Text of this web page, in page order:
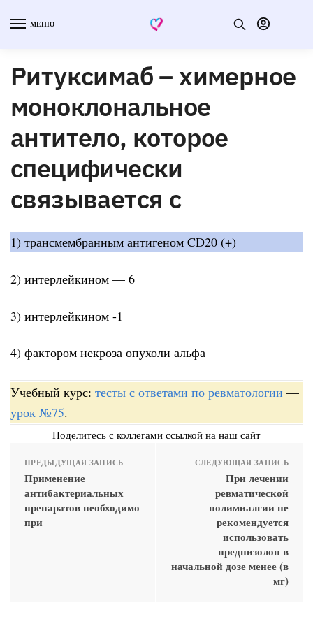
МЕНЮ
Ритуксимаб – химерное
моноклональное
антитело, которое
специфически
связывается с
1) трансмембранным антигеном CD20 (+)
2) интерлейкином — 6
3) интерлейкином -1
4) фактором некроза опухоли альфа
Учебный курс: тесты с ответами по ревматологии —
урок №75.
Поделитесь с коллегами ссылкой на наш сайт
ПРЕДЫДУЩАЯ ЗАПИСЬ
Применение
антибактериальных
препаратов необходимо
при
СЛЕДУЮЩАЯ ЗАПИСЬ
При лечении
ревматической
полимиалгии не
рекомендуется
использовать
преднизолон в
начальной дозе менее (в
мг)